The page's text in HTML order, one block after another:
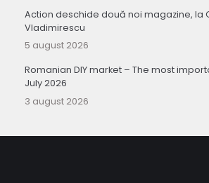
Action deschide două noi magazine, la
Vladimirescu
5 august 2026
Romanian DIY market – The most
July 2026
3 august 2026